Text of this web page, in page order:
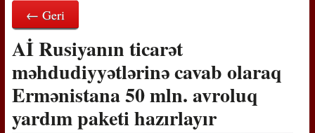
← Geri
Aİ Rusiyanın ticarət
məhdudiyyətlərinə cavab olaraq
Ermənistana 50 mln. avroluq
yardım paketi hazırlayır